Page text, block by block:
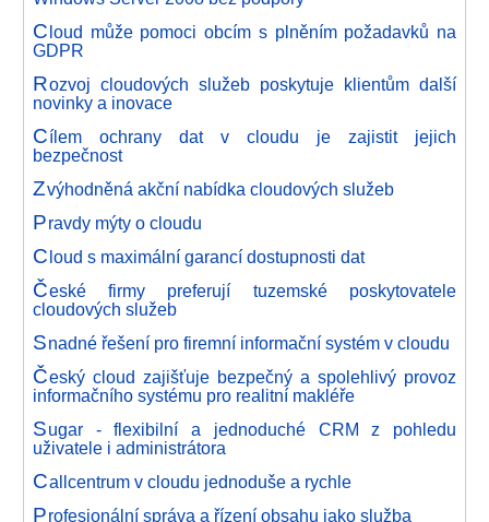
Cloud může pomoci obcím s plněním požadavků na
GDPR
Rozvoj cloudových služeb poskytuje klientům další
novinky a inovace
Cílem ochrany dat v cloudu je zajistit jejich
bezpečnost
Zvýhodněná akční nabídka cloudových služeb
Pravdy mýty o cloudu
Cloud s maximální garancí dostupnosti dat
České firmy preferují tuzemské poskytovatele
cloudových služeb
Snadné řešení pro firemní informační systém v cloudu
Český cloud zajišťuje bezpečný a spolehlivý provoz
informačního systému pro realitní makléře
Sugar - flexibilní a jednoduché CRM z pohledu
uživatele i administrátora
Callcentrum v cloudu jednoduše a rychle
Profesionální správa a řízení obsahu jako služba